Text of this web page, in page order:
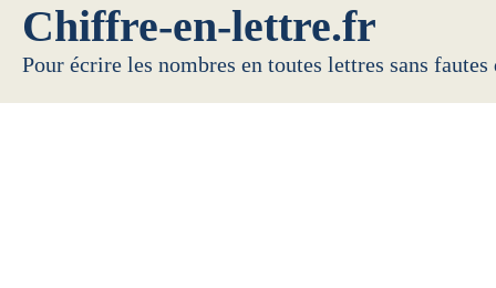
Chiffre-en-lettre.fr
Pour écrire les nombres en toutes lettres sans